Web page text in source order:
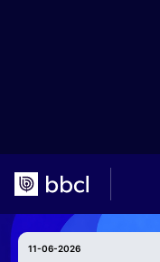
11-06-2026